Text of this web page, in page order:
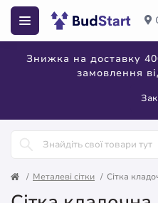
Знижка на доставку
замовлення
Металеві сітки Сітка